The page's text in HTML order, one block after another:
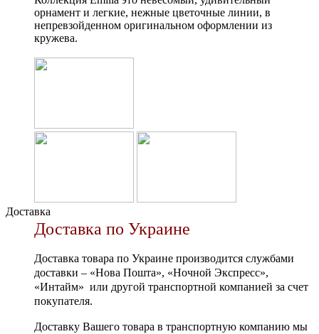
орнамент и легкие, нежные цветочные линии, в
непревзойденном оригинальном оформлении из
кружева.
Доставка
Доставка по Украине
Доставка товара по Украине производится службами
доставки – «Нова Пошта», «Ночной Экспресс»,
«Интайм» или другой транспортной компанией за счет
покупателя.
Доставку Вашего товара в транспортную компанию мы